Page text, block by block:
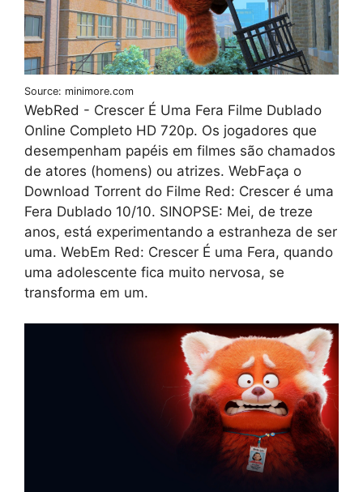
Source: minimore.com
WebRed - Crescer É Uma Fera Filme Dublado
Online Completo HD 720p. Os jogadores que
desempenham papéis em filmes são chamados
de atores (homens) ou atrizes. WebFaça o
Download Torrent do Filme Red: Crescer é uma
Fera Dublado 10/10. SINOPSE: Mei, de treze
anos, está experimentando a estranheza de ser
uma. WebEm Red: Crescer É uma Fera, quando
uma adolescente fica muito nervosa, se
transforma em um.